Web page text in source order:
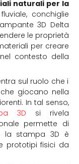
naturali per la
conchiglie
3D Delta
le proprietà
per creare
contesto della
sul ruolo che i
giocano nella
In tal senso,
3D si rivela
permette di
la stampa 3D è
prototipi fisici da